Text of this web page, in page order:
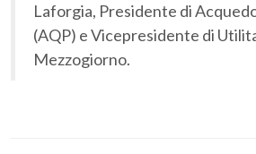
Laforgia, Presidente di
(AQP) e Vicepresidente di
Mezzogiorno.